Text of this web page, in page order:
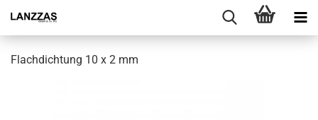
Flachdichtung 10 x 2 mm